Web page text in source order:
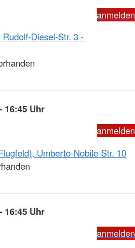
anmelden
Diesel-Str. 3 -
16:45 Uhr
anmelden
Umberto-Nobile-Str. 10
16:45 Uhr
anmelden